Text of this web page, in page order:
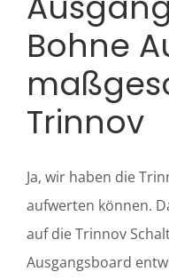
Bohne
Trinnov
Ja, wir haben die
aufwerten können.
auf die Trinnov
Ausgangsboard